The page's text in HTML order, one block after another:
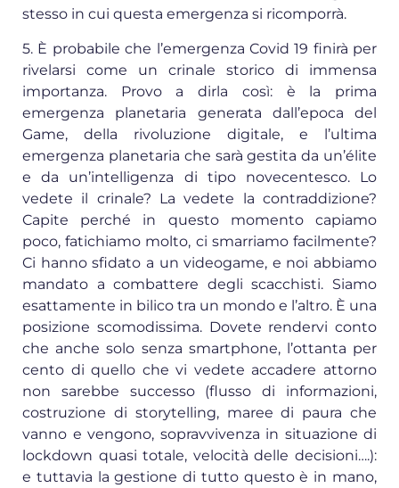
stesso in cui questa emergenza si ricomporrà.
5. È probabile che l’emergenza Covid 19 finirà per
rivelarsi come un crinale storico di immensa
importanza. Provo a dirla così: è la prima
emergenza planetaria generata dall’epoca del
Game, della rivoluzione digitale, e l’ultima
emergenza planetaria che sarà gestita da un’élite
e da un’intelligenza di tipo novecentesco. Lo
vedete il crinale? La vedete la contraddizione?
Capite perché in questo momento capiamo
poco, fatichiamo molto, ci smarriamo facilmente?
Ci hanno sfidato a un videogame, e noi abbiamo
mandato a combattere degli scacchisti. Siamo
esattamente in bilico tra un mondo e l’altro. È una
posizione scomodissima. Dovete rendervi conto
che anche solo senza smartphone, l’ottanta per
cento di quello che vi vedete accadere attorno
non sarebbe successo (flusso di informazioni,
costruzione di storytelling, maree di paura che
vanno e vengono, sopravvivenza in situazione di
lockdown quasi totale, velocità delle decisioni….):
e tuttavia la gestione di tutto questo è in mano,